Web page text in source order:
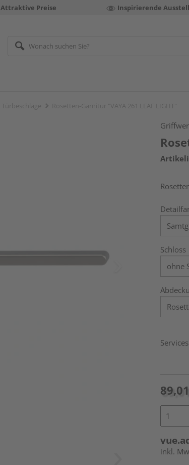
Attraktive Preise Inspirierende
Schloss
Services
inkl.